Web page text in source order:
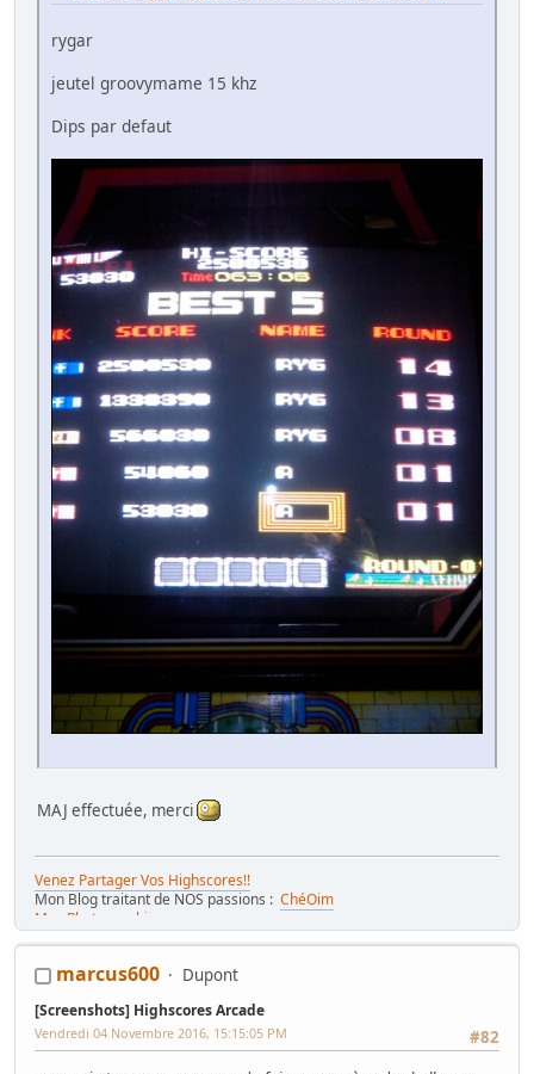
rygar
jeutel groovymame 15 khz
Dips par defaut
MAJ effectuée, merci
Venez Partager Vos Highscores!!
Mon Blog traitant de NOS passions : ChéOim
Mes Photographies
marcus600 Dupont
[Screenshots] Highscores Arcade
#82
Vendredi 04 Novembre 2016, 15:15:05 PM